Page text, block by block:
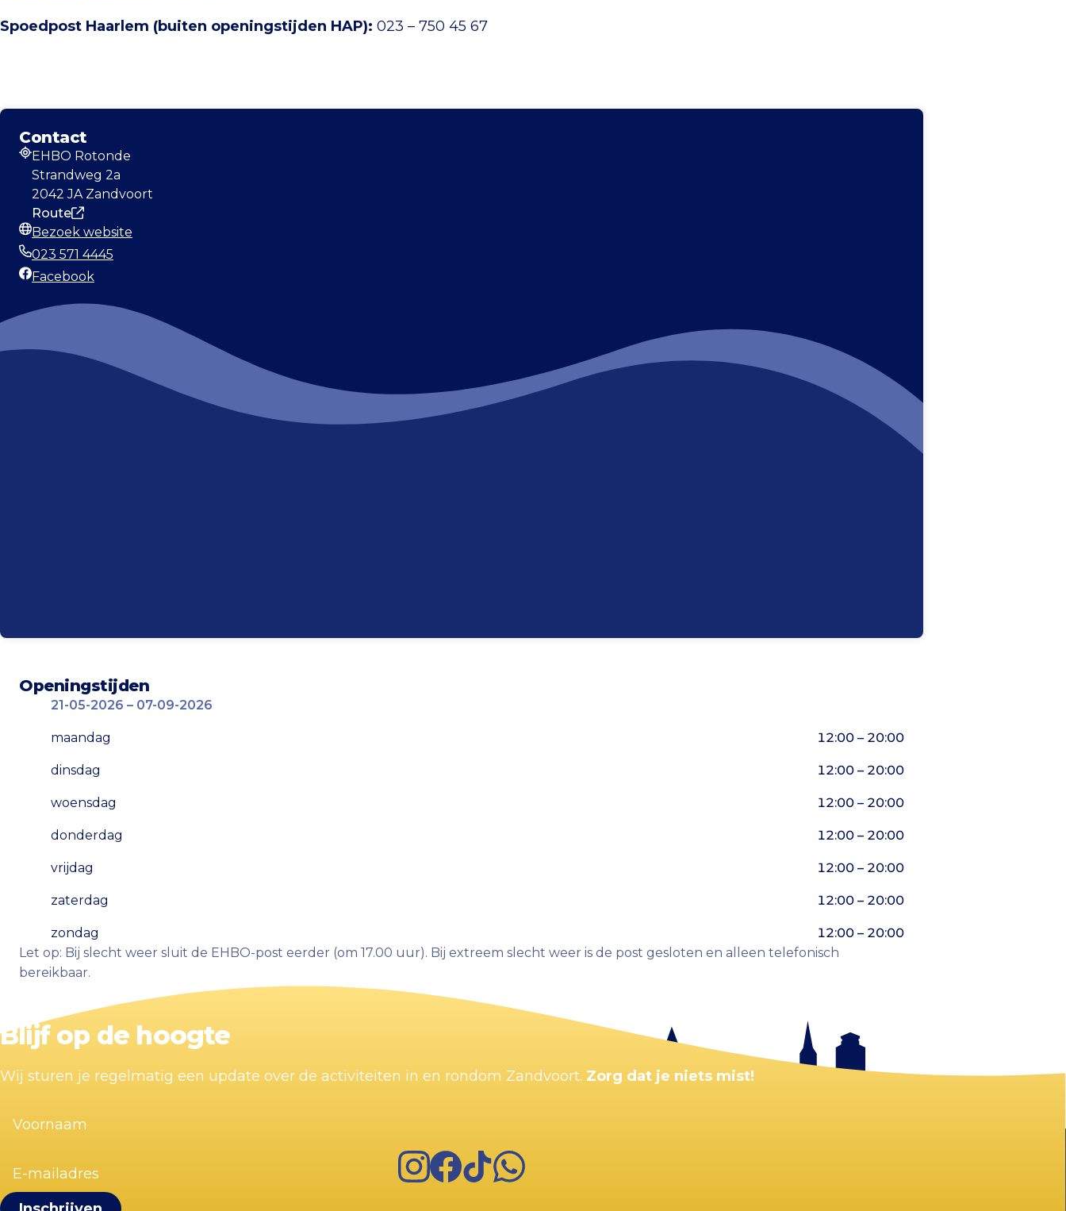
Spoedpost Haarlem (buiten openingstijden HAP): 023 – 750 45 67
Contact
Adres
EHBO Rotonde
Strandweg 2a
2042 JA Zandvoort
Route
Website
Bezoek website
Telefoonnummer
023 571 4445
Facebook
Openingstijden
21-05-2026 – 07-09-2026
maandag 12:00 – 20:00
dinsdag 12:00 – 20:00
woensdag 12:00 – 20:00
donderdag 12:00 – 20:00
vrijdag 12:00 – 20:00
zaterdag 12:00 – 20:00
zondag
12:00 – 20:00
Let op: Bij slecht weer sluit de EHBO-post eerder (om 17.00 uur). Bij extreem slecht weer is de post gesloten en alleen telefonisch
bereikbaar.
Blijf op de hoogte
Wij sturen je regelmatig een update over de activiteiten in en rondom Zandvoort. Zorg dat je niets mist!
(Vereist)
mailadres
InstagramFacebook
TikTokWhatsApp
Visit Zandvoort